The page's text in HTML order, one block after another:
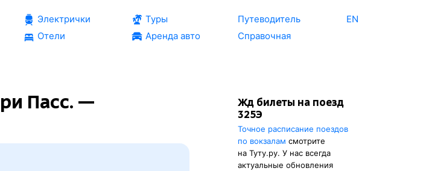
Электрички
Отели
Туры
Аренда авто
Путеводитель
Справочная
EN
Пасс. —
Жд билеты на поезд
325Э
Точное расписание поездов
по вокзалам смотрите
на Туту.ру. У нас всегда
актуальные обновления